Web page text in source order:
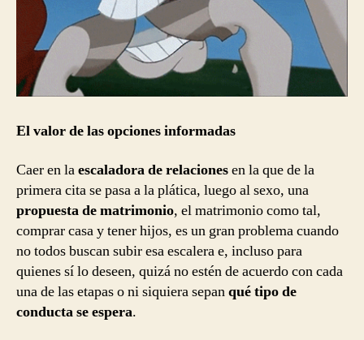
El valor de las opciones informadas
Caer en laescaladora de relacionesen la que de la
primera cita se pasa a la plática, luego al sexo, una
propuesta de matrimonio, el matrimonio como tal,
comprar casa y tener hijos, es un gran problema cuando
no todos buscan subir esa escalera e, incluso para
quienes sí lo deseen, quizá no estén de acuerdo con cada
una de las etapas o ni siquiera sepanqué tipo de
conducta se espera.